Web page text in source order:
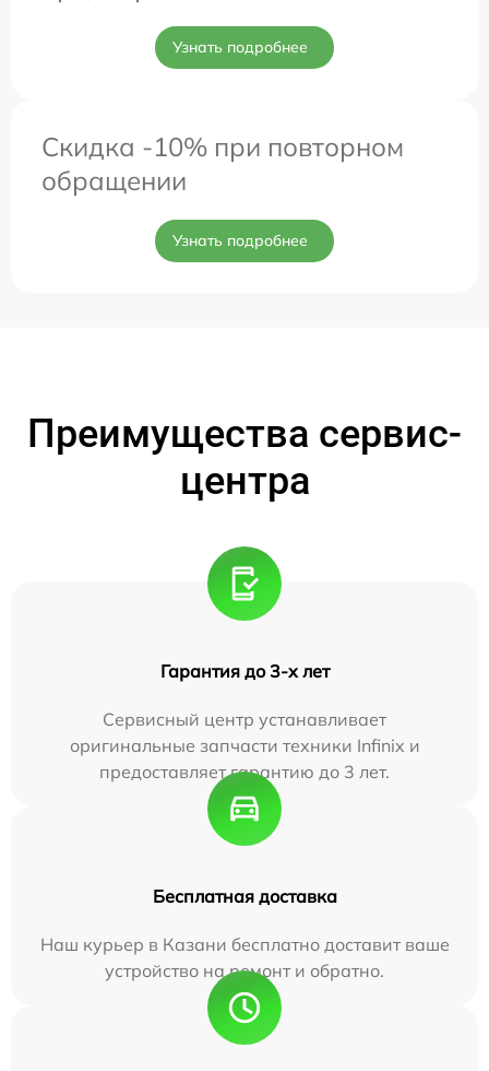
Узнать подробнее
Скидка -10% при повторном
обращении
Узнать подробнее
Преимущества сервис-
центра
Гарантия до 3-х лет
Сервисный центр устанавливает
оригинальные запчасти техники Infinix и
предоставляет гарантию до 3 лет.
Бесплатная доставка
Наш курьер в Казани бесплатно доставит ваше
устройство на ремонт и обратно.